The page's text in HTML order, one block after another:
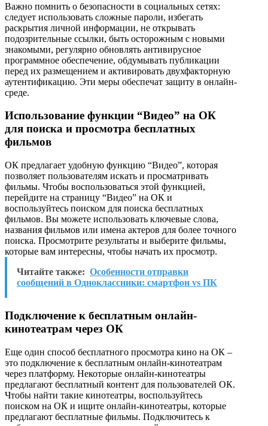
Важно помнить о безопасности в социальных сетях:
следует использовать сложные пароли, избегать
раскрытия личной информации, не открывать
подозрительные ссылки, быть осторожным с новыми
знакомыми, регулярно обновлять антивирусное
программное обеспечение, обдумывать публикации
перед их размещением и активировать двухфакторную
аутентификацию. Эти меры обеспечат защиту в онлайн-
среде.
Использование функции “Видео” на ОК
для поиска и просмотра бесплатных
фильмов
ОК предлагает удобную функцию “Видео”, которая
позволяет пользователям искать и просматривать
фильмы. Чтобы воспользоваться этой функцией,
перейдите на страницу “Видео” на ОК и
воспользуйтесь поиском для поиска бесплатных
фильмов. Вы можете использовать ключевые слова,
названия фильмов или имена актеров для более точного
поиска. Просмотрите результаты и выберите фильмы,
которые вам интересны, чтобы начать их просмотр.
Читайте также: Особенности отправки
сообщений в Одноклассники: смартфон vs ПК
Подключение к бесплатным онлайн-
кинотеатрам через ОК
Еще один способ бесплатного просмотра кино на ОК –
это подключение к бесплатным онлайн-кинотеатрам
через платформу. Некоторые онлайн-кинотеатры
предлагают бесплатный контент для пользователей ОК.
Чтобы найти такие кинотеатры, воспользуйтесь
поиском на ОК и ищите онлайн-кинотеатры, которые
предлагают бесплатные фильмы. Подключитесь к